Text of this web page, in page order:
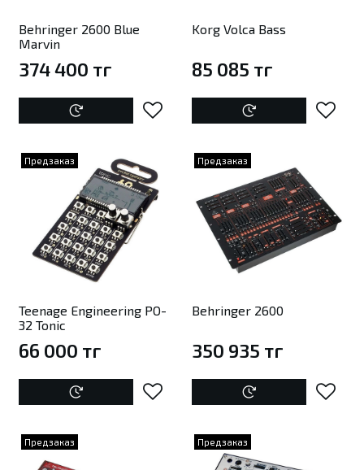
Behringer 2600 Blue
Marvin
374 400 тг
Korg Volca Bass
85 085 тг
Предзаказ
Teenage Engineering PO-
32 Tonic
66 000 тг
Предзаказ
Behringer 2600
350 935 тг
Предзаказ Предзаказ